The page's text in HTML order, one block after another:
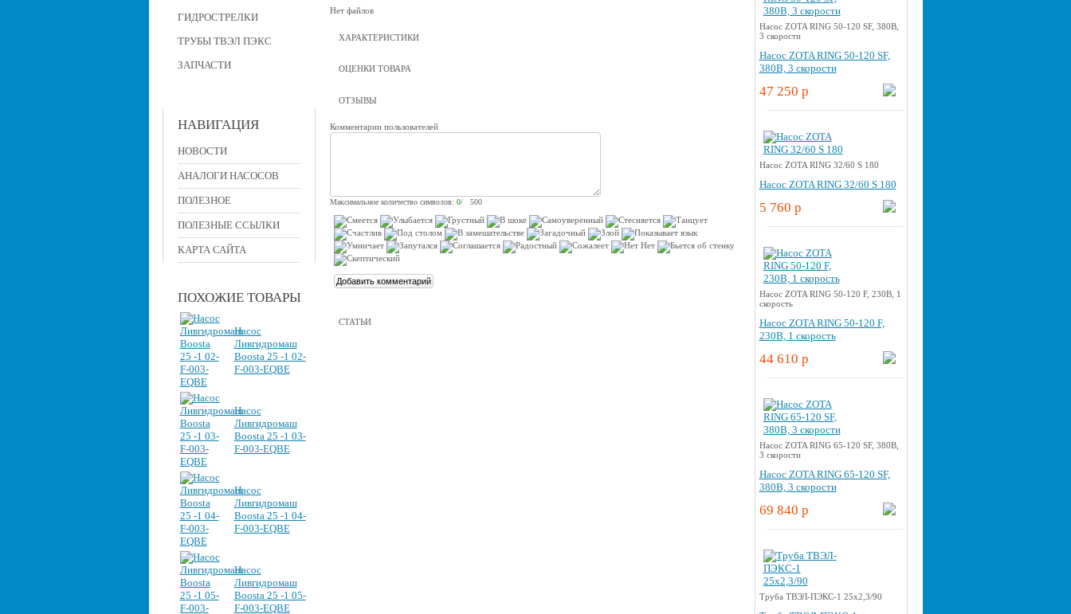
ГИДРОСТРЕЛКИ
ТРУБЫ ТВЭЛ ПЭКС
ЗАПЧАСТИ
НАВИГАЦИЯ
НОВОСТИ
АНАЛОГИ НАСОСОВ
ПОЛЕЗНОЕ
ПОЛЕЗНЫЕ ССЫЛКИ
КАРТА САЙТА
ПОХОЖИЕ ТОВАРЫ
Насос
Ливгидромаш
Boosta 25 -1 02-
F-003-EQBE
Насос
Ливгидромаш
Boosta 25 -1 03-
F-003-EQBE
Насос
Ливгидромаш
Boosta 25 -1 04-
F-003-EQBE
Насос
Ливгидромаш
Boosta 25 -1 05-
F-003-EQBE
Насос ZOTA RING 50-120 SF, 380В,
3 скорости
Насос ZOTA RING 50-120 SF,
380В, 3 скорости
47 250 p
Насос ZOTA RING 32/60 S 180
Насос ZOTA RING 32/60 S 180
5 760 p
Насос ZOTA RING 50-120 F, 230В, 1
скорость
Насос ZOTA RING 50-120 F,
230В, 1 скорость
44 610 p
Насос ZOTA RING 65-120 SF, 380В,
3 скорости
Насос ZOTA RING 65-120 SF,
380В, 3 скорости
69 840 p
Труба ТВЭЛ-ПЭКС-1 25x2,3/90
Нет файлов
ХАРАКТЕРИСТИКИ
ОЦЕНКИ ТОВАРА
ОТЗЫВЫ
Комментарии пользователей
Максимальное количество символов: 0/ 500
СТАТЬИ